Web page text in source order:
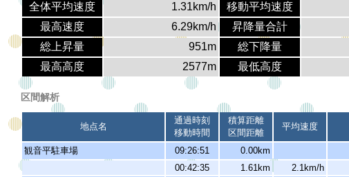
全体平均速度
1.31km/h 移動平均速度
最高速度
6.29km/h 昇降量合計
総上昇量
951m 総下降量
最高高度
2577m 最低高度
区間解析
地点名
通過時刻
移動時間
積算距離
区間距離
平均速度
観音平駐車場 09:26:51 0.00km
00:42:35
1.61km 2.1km/h